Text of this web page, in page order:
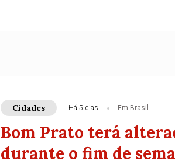
Cidades Há 5 dias Em Brasil
Bom Prato terá
durante o fim de